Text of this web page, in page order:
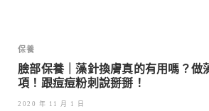
保養
臉部保養｜藻針換膚真的有用嗎？做
項！跟痘痘粉刺說掰掰！
2020 年 11 月 1 日